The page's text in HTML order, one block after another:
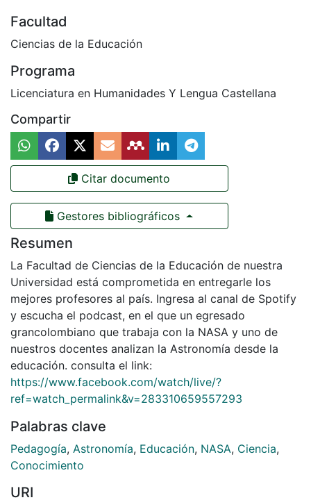
Facultad
Ciencias de la Educación
Programa
Licenciatura en Humanidades Y Lengua Castellana
Compartir
Citar documento
Gestores bibliográficos
Resumen
La Facultad de Ciencias de la Educación de nuestra
Universidad está comprometida en entregarle los
mejores profesores al país. Ingresa al canal de Spotify
y escucha el podcast, en el que un egresado
grancolombiano que trabaja con la NASA y uno de
nuestros docentes analizan la Astronomía desde la
educación. consulta el link:
https://www.facebook.com/watch/live/?
ref=watch_permalink&v=283310659557293
Palabras clave
Pedagogía, Astronomía, Educación, NASA, Ciencia,
Conocimiento
URI